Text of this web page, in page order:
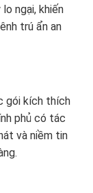
ngại, khiến
trú ẩn an
gói kích thích
phủ có tác
và niềm tin